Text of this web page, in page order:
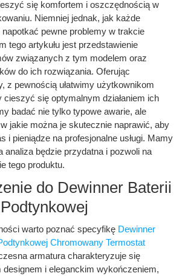
się komfortem i oszczędnością w
Niemniej jednak, jak każde
pewne problemy w trakcie
tego artykułu jest przedstawienie
związanych z tym modelem oraz
do ich rozwiązania. Oferując
z pewnością ułatwimy użytkownikom
się optymalnym działaniem ich
badać nie tylko typowe awarie, ale
jakie można je skutecznie naprawić, aby
i pieniądze na profesjonalne usługi. Mamy
analiza będzie przydatna i pozwoli na
tego produktu.
do Dewinner Baterii
warto poznać specyfikę Dewinner
Chromowany Termostat
armatura charakteryzuje się
i eleganckim wykończeniem,